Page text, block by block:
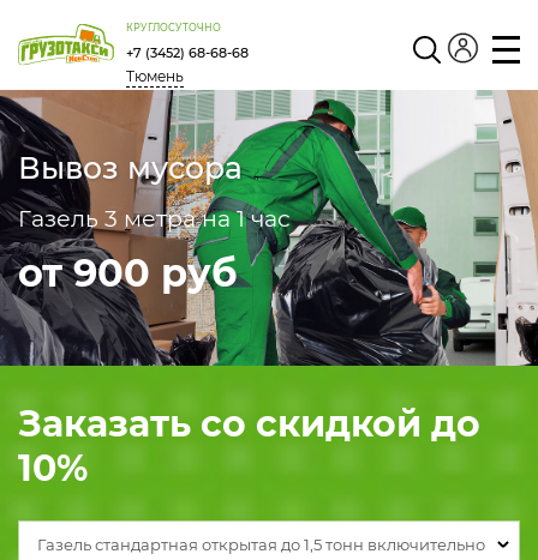
Тюмень
КРУГЛОСУТОЧНО
+7 (3452) 68-68-68
Личный
кабинет
Вывоз мусора
Газель 3 метра на 1 час
от 900 руб
Заказать со скидкой до
10%
Газель стандартная открытая до 1,5 тонн включительно